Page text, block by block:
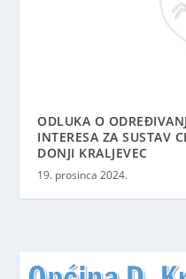
ODLUKA O
INTERESA ZA SUSTAV
DONJI KRALJEVEC
19. prosinca 2024.